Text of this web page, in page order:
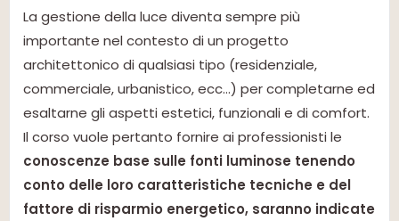
La gestione della luce diventa sempre più
importante nel contesto di un progetto
architettonico di qualsiasi tipo (residenziale,
commerciale, urbanistico, ecc…) per completarne ed
esaltarne gli aspetti estetici, funzionali e di comfort.
Il corso vuole pertanto fornire ai professionisti le
conoscenze base sulle fonti luminose tenendo
conto delle loro caratteristiche tecniche e del
fattore di risparmio energetico, saranno indicate